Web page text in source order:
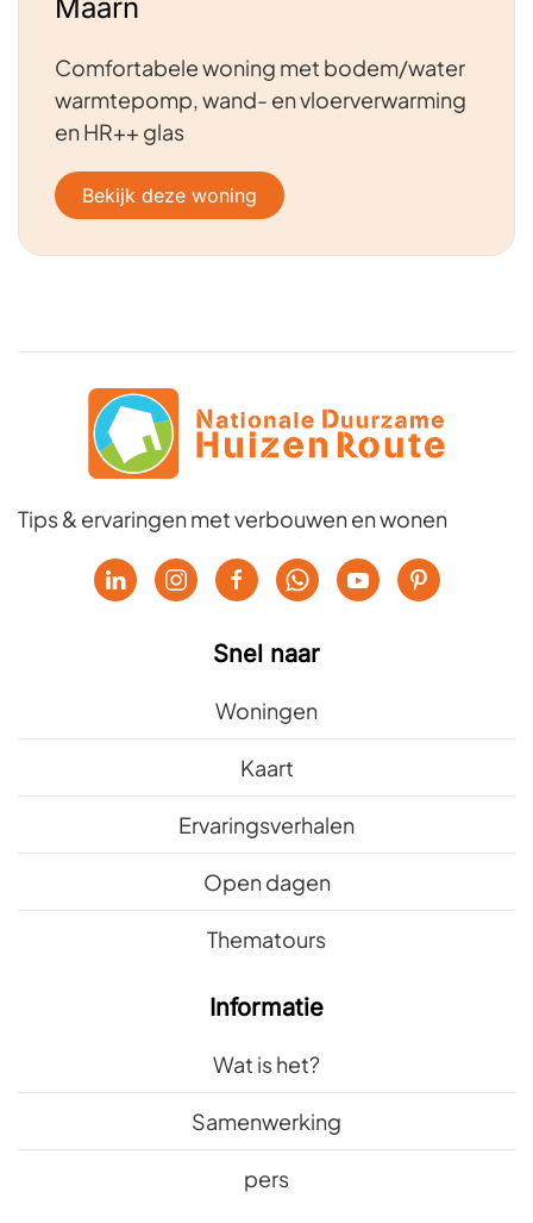
Maarn
Comfortabele woning met bodem/water
warmtepomp, wand- en vloerverwarming
en HR++ glas
Bekijk deze woning
Tips & ervaringen met verbouwen en wonen
Snel naar
Woningen
Kaart
Ervaringsverhalen
Open dagen
Thematours
Informatie
Wat is het?
Samenwerking
pers